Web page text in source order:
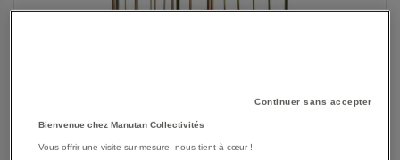
SKIP
Continuer sans accepter
Bienvenue chez Manutan Collectivités
Vous offrir une visite sur-mesure, nous tient à cœur !